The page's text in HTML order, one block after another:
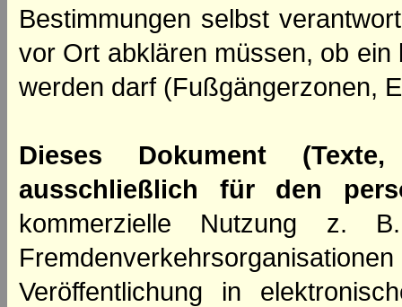
Bestimmungen selbst
vor Ort abklären müssen, ob
werden darf (Fußgängerzonen,
Dieses Dokument
ausschließlich für den
kommerzielle Nutzung z.
Veröffentlichung in